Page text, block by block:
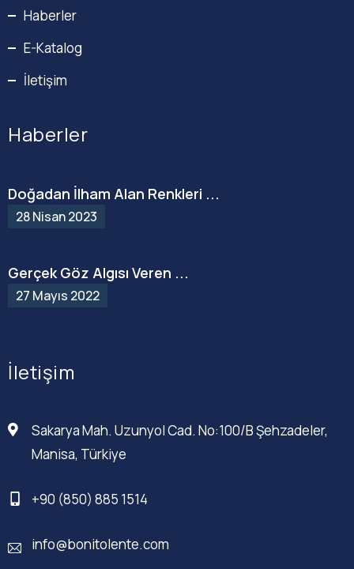
Haberler
E-Katalog
İletişim
Haberler
Doğadan İlham Alan Renkleri ...
28 Nisan 2023
Gerçek Göz Algısı Veren ...
27 Mayıs 2022
İletişim
Sakarya Mah. Uzunyol Cad. No:100/B Şehzadeler,
Manisa, Türkiye
+90 (850) 885 1514
info@bonitolente.com